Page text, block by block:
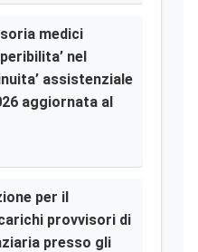
medici
nel
assistenziale
aggiornata al
per il
provvisori di
presso gli